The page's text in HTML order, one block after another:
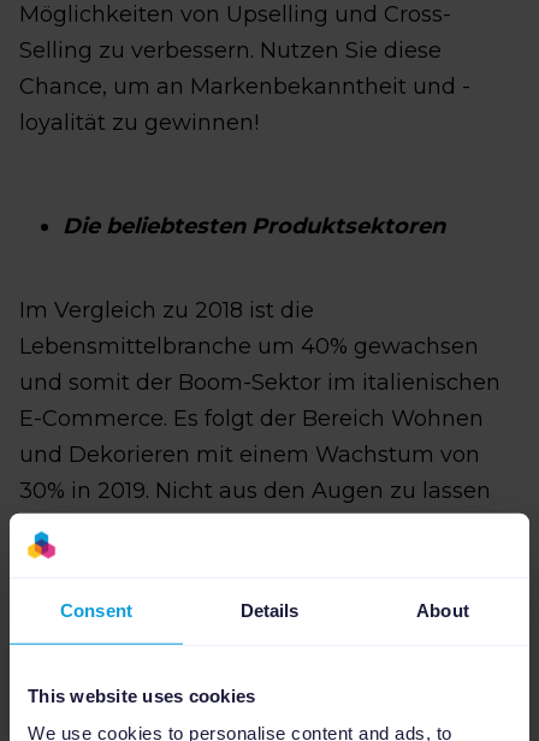
Consent Details About
This website uses cookies
We use cookies to personalise content and ads, to
Möglichkeiten von Upselling und Cross-
Selling zu verbessern. Nutzen Sie diese
Chance, um an Markenbekanntheit und -
loyalität zu gewinnen!
Die beliebtesten Produktsektoren
Im Vergleich zu 2018 ist die
Lebensmittelbranche um 40% gewachsen
und somit der Boom-Sektor im italienischen
E-Commerce. Es folgt der Bereich Wohnen
und Dekorieren mit einem Wachstum von
30% in 2019. Nicht aus den Augen zu lassen
sind zudem Märkte wie Tourismus, Mode,
Elektronik und Kosmetik.